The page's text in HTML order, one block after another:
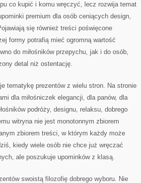
co kupić i komu wręczyć, lecz rozwija temat
premium dla osób ceniących design,
się również treści poświęcone
formy potrafią mieć ogromną wartość
do miłośników przepychu, jak i do osób,
detal niż ostentację.
tematykę prezentów z wielu stron. Na stronie
dla miłośniczek elegancji, dla panów, dla
podróży, designu, relaksu, dobrego
witryna nie jest monotonnym zbiorem
zbiorem treści, w którym każdy może
kiedy wiele osób nie chce już wręczać
ale poszukuje upominków z klasą.
swoistą filozofię dobrego wyboru. Nie